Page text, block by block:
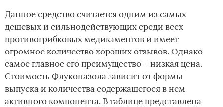
Данное средство считается одним из самых
дешевых и сильнодействующих среди всех
противогрибковых медикаментов и имеет
огромное количество хороших отзывов. Однако
самое главное его преимущество – низкая цена.
Стоимость Флуконазола зависит от формы
выпуска и количества содержащегося в нем
активного компонента. В таблице представлена